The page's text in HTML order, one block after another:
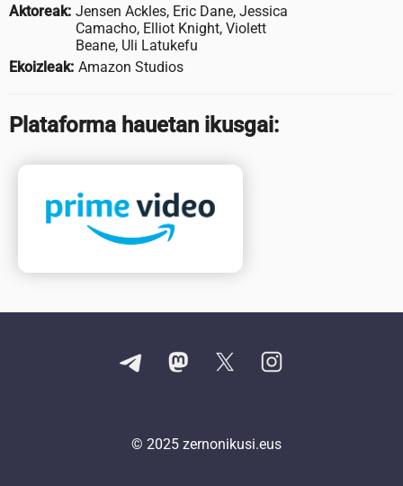
Aktoreak: Jensen Ackles, Eric Dane, Jessica
Camacho, Elliot Knight, Violett
Beane, Uli Latukefu
Ekoizleak: Amazon Studios
Plataforma hauetan ikusgai:
© 2025 zernonikusi.eus